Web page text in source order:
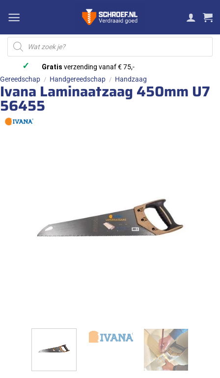
naar
inhoud
Producten
zoeken
✓ Gratis verzending vanaf € 75,-
Gereedschap / Handgereedschap / Handzaag
Ivana Laminaatzaag 450mm U7
56455